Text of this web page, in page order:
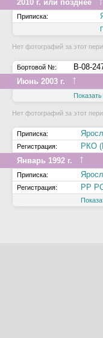
2010 г. или позднее
Приписка:
Нет фотографий за этот
Бортовой №:
В-08-
Июнь 2003 г.
↑
Нет фотографий за этот
Приписка:
Регистрация:
РКО
Январь 1992 г.
↑
Приписка:
Регистрация: РР